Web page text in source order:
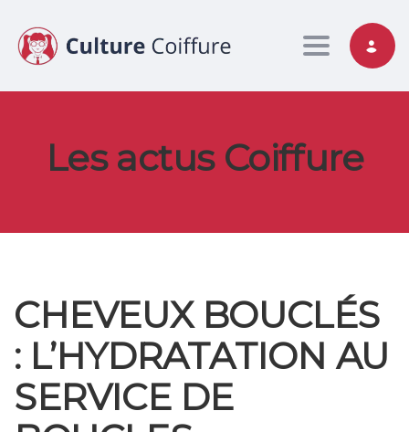
Toggle
Les actus Coiffure
CHEVEUX BOUCLÉS
: L’HYDRATATION AU
SERVICE DE